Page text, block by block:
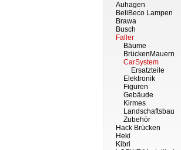
Auhagen
BeliBeco Lampen
Brawa
Busch
Faller
Bäume
BrückenMauern
CarSystem
Ersatzteile
Elektronik
Figuren
Gebäude
Kirmes
Landschaftsbau
Zubehör
Hack Brücken
Heki
Kibri